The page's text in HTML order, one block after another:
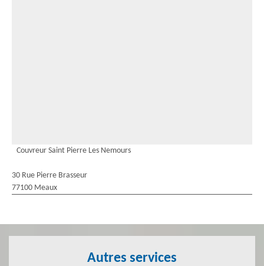
Couvreur Saint Pierre Les Nemours
30 Rue Pierre Brasseur
77100 Meaux
Autres services